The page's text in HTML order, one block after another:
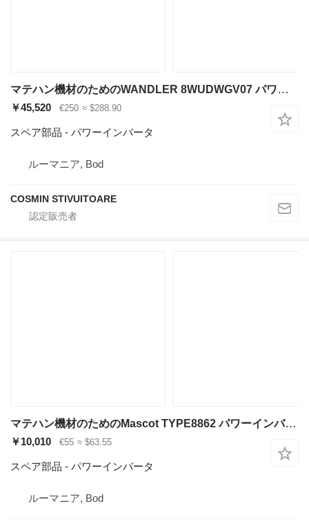
マテハン機材のためのWANDLER 8WUDWGV07 パワーインバータ
￥45,520 €250 ≈ $288.90
スペア部品 - パワーインバータ
ルーマニア, Bod
COSMIN STIVUITOARE
マテハン機材のためのMascot TYPE8862 パワーインバータ
￥10,010 €55 ≈ $63.55
スペア部品 - パワーインバータ
ルーマニア, Bod